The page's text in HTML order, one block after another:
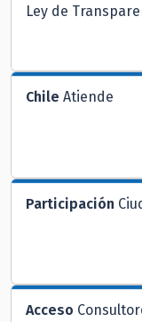
Ley de
Chile Atiende
Participación
Acceso